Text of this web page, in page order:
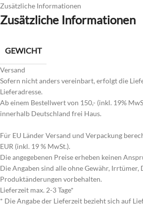
Zusätzliche Informationen
Zusätzliche Informationen
GEWICHT
Versand
Sofern nicht anders vereinbart, erfolgt die
Lieferadresse.
Ab einem Bestellwert von 150,- (inkl. 19%
innerhalb Deutschland frei Haus.
Für EU Länder Versand und Verpackung
EUR (inkl. 19 % MwSt.).
Die angegebenen Preise erheben keinen
Die Angaben sind alle ohne Gewähr, Irrtümer,
Produktänderungen vorbehalten.
Lieferzeit max. 2-3 Tage*
* Die Angabe der Lieferzeit bezieht sich auf